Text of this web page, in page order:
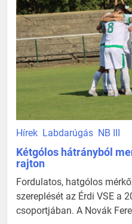
Hírek Labdarúgás NB III
Kétgólos hátrányból
rajton
Fordulatos, hatgólos
szereplését az Érdi VSE a
csoportjában. A Novák